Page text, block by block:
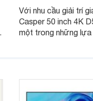
Với nhu cầu giải trí
Casper 50 inch 4K
một trong những lựa